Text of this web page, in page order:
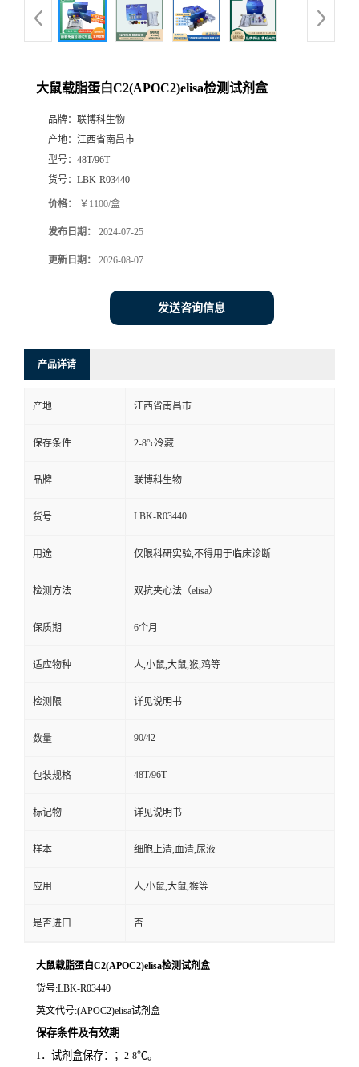
大鼠载脂蛋白C2(APOC2)elisa检测试剂盒
品牌： 联博科生物
产地： 江西省南昌市
型号： 48T/96T
货号： LBK-R03440
价格： ￥1100/盒
发布日期： 2024-07-25
更新日期： 2026-08-07
发送咨询信息
产品详请
产地 江西省南昌市
保存条件 2-8°c冷藏
品牌 联博科生物
货号 LBK-R03440
用途 仅限科研实验,不得用于临床诊断
检测方法 双抗夹心法（elisa）
保质期 6个月
适应物种 人,小鼠,大鼠,猴,鸡等
检测限 详见说明书
数量 90/42
包装规格 48T/96T
标记物 详见说明书
样本 细胞上清,血清,尿液
应用 人,小鼠,大鼠,猴等
是否进口 否
大鼠载脂蛋白C2(APOC2)elisa检测试剂盒
货号:LBK-R03440
英文代号:(APOC2)elisa试剂盒
保存条件及有效期
1．试剂盒保存：； 2-8℃。